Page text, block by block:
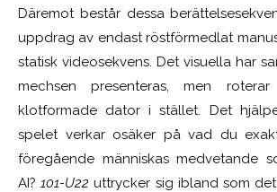
Däremot består dessa
uppdrag av endast röstförmedlat
statisk videosekvens. Det visuella har
mechsen presenteras, men
klotformade dator i stället. Det
spelet verkar osäker på vad du
föregående människas medvetande
AI? 101-U22 uttrycker sig ibland som